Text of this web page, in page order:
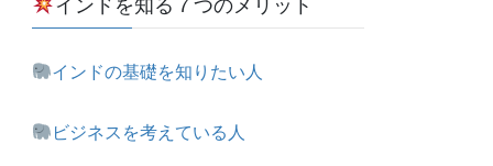
インドを知る７つのメリット
インドの基礎を知りたい人
ビジネスを考えている人